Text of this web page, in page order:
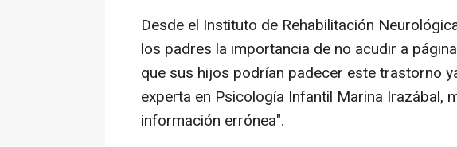
Desde el Instituto de Rehabilitación
los padres la importancia de no acudir a
que sus hijos podrían padecer este trastorno
experta en Psicología Infantil Marina Irazábal,
información errónea".